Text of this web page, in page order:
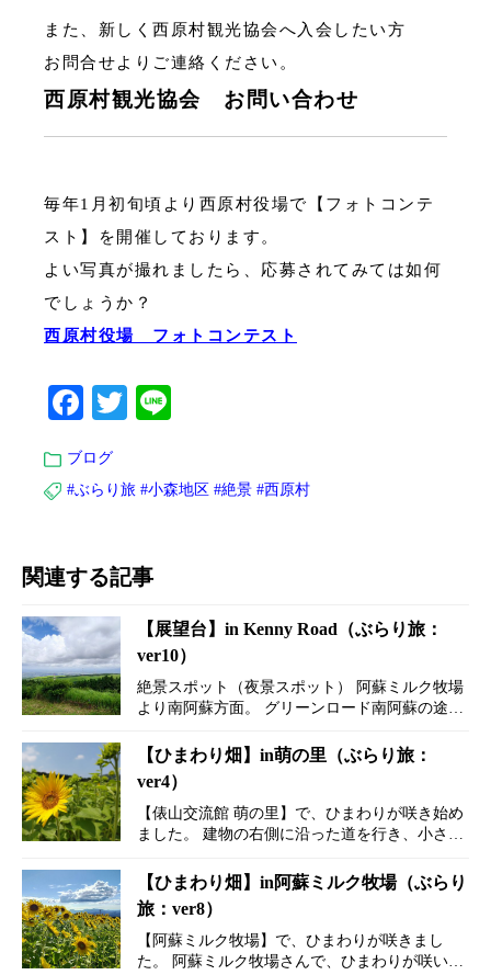
また、新しく西原村観光協会へ入会したい方
お問合せよりご連絡ください。
西原村観光協会 お問い合わせ
毎年1月初旬頃より西原村役場で【フォトコンテ
スト】を開催しております。
よい写真が撮れましたら、応募されてみては如何
でしょうか？
西原村役場 フォトコンテスト
Facebook
Twitter
ブログ
#ぶらり旅 #小森地区 #絶景 #西原村
関連する記事
【展望台】in Kenny Road（ぶらり旅：
ver10）
絶景スポット（夜景スポット） 阿蘇ミルク牧場
より南阿蘇方面。 グリーンロード南阿蘇の途中
ド） ケニーロードの看板が設置されている所
にある展望台。 &n…
【ひまわり畑】in萌の里（ぶらり旅：
ver4）
【俵山交流館 萌の里】で、ひまわりが咲き始め
ました。 建物の右側に沿った道を行き、小さな
畑があります。 ところどころ花が咲いてます。
きれいに咲いてい…
【ひまわり畑】in阿蘇ミルク牧場（ぶらり
旅：ver8）
【阿蘇ミルク牧場】で、ひまわりが咲きまし
た。 阿蘇ミルク牧場さんで、ひまわりが咲いた